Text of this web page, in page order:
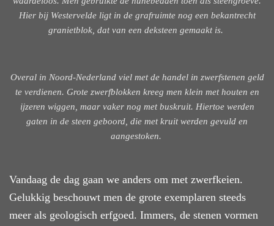
Hier bij Westervelde ligt in de grafruimte nog een bekantrecht
granietblok, dat van een deksteen gemaakt is.
Overal in Noord-Nederland viel met de handel in zwerfstenen geld
te verdienen. Grote zwerfblokken kreeg men klein met houten en
ijzeren wiggen, maar vaker nog met buskruit. Hiertoe werden
gaten in de steen geboord, die met kruit werden gevuld en
aangestoken.
Vandaag de dag gaan we anders om met zwerfkeien.
Gelukkig beschouwt men de grote exemplaren steeds
meer als geologisch erfgoed. Immers, de stenen vormen